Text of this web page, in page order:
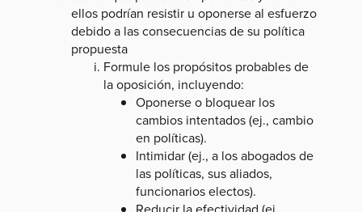
ellos podrían resistir u oponerse al esfuerzo
debido a las consecuencias de su política
propuesta
Formule los propósitos probables de
la oposición, incluyendo:
Oponerse o bloquear los
cambios intentados (ej., cambio
en políticas).
Intimidar (ej., a los abogados de
las políticas, sus aliados,
funcionarios electos).